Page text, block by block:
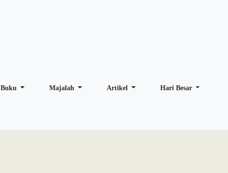
Buku Majalah Artikel Hari Besar